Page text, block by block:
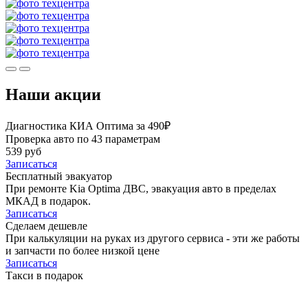
Наши акции
Диагностика КИА Оптима за 490₽
Проверка авто по 43 параметрам
539 руб
Записаться
Бесплатный эвакуатор
При ремонте Kia Optima ДВС, эвакуация авто в пределах
МКАД в подарок.
Записаться
Сделаем дешевле
При калькуляции на руках из другого сервиса - эти же работы
и запчасти по более низкой цене
Записаться
Такси в подарок